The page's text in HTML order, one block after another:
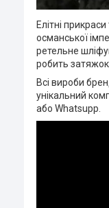
Елітні
османської
ретельне
робить затяжок
Всі вироби
унікальний
або Whatsupp.